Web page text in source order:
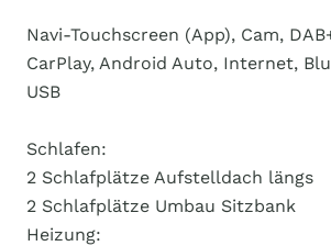
Navi-Touchscreen (App), Cam,
CarPlay, Android Auto, Internet,
USB
Schlafen:
2 Schlafplätze Aufstelldach längs
2 Schlafplätze Umbau Sitzbank
Heizung: